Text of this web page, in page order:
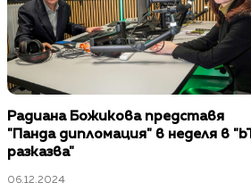
Радиана Божикова представя
"Панда дипломация" в неделя в
разказва"
06.12.2024